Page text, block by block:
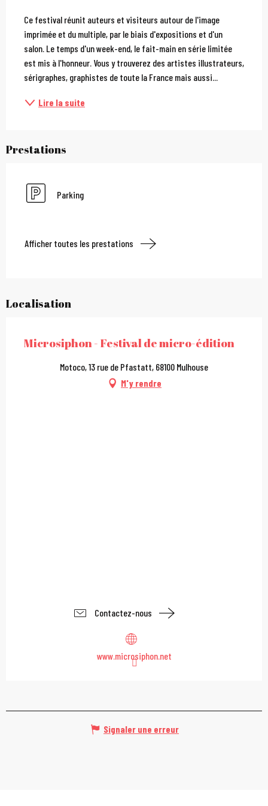
Description
Ce festival réunit auteurs et visiteurs autour de l'image
imprimée et du multiple, par le biais d'expositions et d'un
salon. Le temps d'un week-end, le fait-main en série limitée
est mis à l'honneur. Vous y trouverez des artistes illustrateurs,
sérigraphes, graphistes de toute la France mais aussi...
Lire la suite
Prestations
Parking
Afficher toutes les prestations
Localisation
Microsiphon - Festival de micro-édition
Motoco, 13 rue de Pfastatt, 68100 Mulhouse
M'y rendre
Contactez-nous
www.microsiphon.net
Signaler une erreur